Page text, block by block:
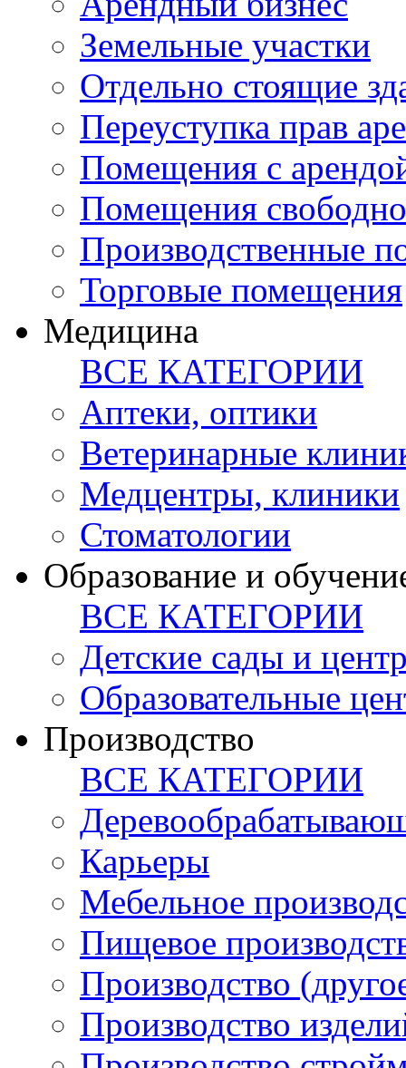
Земельные участки
Отдельно стоящие
Переуступка прав
Помещения с
Помещения
Производственные
Торговые помещения
Медицина
ВСЕ КАТЕГОРИИ
Аптеки, оптики
Ветеринарные
Медцентры, клиники
Стоматологии
Образование и
ВСЕ КАТЕГОРИИ
Детские сады и
Образовательные
Производство
ВСЕ КАТЕГОРИИ
Карьеры
Мебельное
Пищевое
Производство
Производство